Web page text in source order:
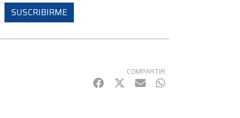
SUSCRIBIRME
COMPARTIR
Facebook
Twitter
mail WhatsApp